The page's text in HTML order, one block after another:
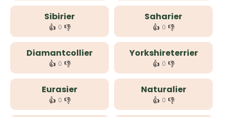
Sibirier
👍 0 👎
Saharier
👍 0 👎
Diamantcollier
👍 0 👎
Yorkshireterrier
👍 0 👎
Eurasier
👍 0 👎
Naturalier
👍 0 👎